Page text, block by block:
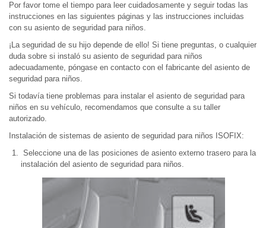
Por favor tome el tiempo para leer cuidadosamente y seguir todas las
instrucciones en las siguientes páginas y las instrucciones incluidas
con su asiento de seguridad para niños.
¡La seguridad de su hijo depende de ello! Si tiene preguntas, o cualquier
duda sobre si instaló su asiento de seguridad para niños
adecuadamente, póngase en contacto con el fabricante del asiento de
seguridad para niños.
Si todavía tiene problemas para instalar el asiento de seguridad para
niños en su vehículo, recomendamos que consulte a su taller
autorizado.
Instalación de sistemas de asiento de seguridad para niños ISOFIX:
Seleccione una de las posiciones de asiento externo trasero para la
instalación del asiento de seguridad para niños.